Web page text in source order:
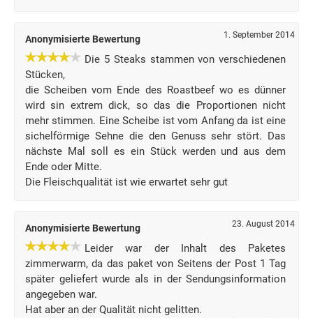
Anonymisierte Bewertung 1. September 2014
Die 5 Steaks stammen von verschiedenen
Stücken,
die Scheiben vom Ende des Roastbeef wo es dünner
wird sin extrem dick, so das die Proportionen nicht
mehr stimmen. Eine Scheibe ist vom Anfang da ist eine
sichelförmige Sehne die den Genuss sehr stört. Das
nächste Mal soll es ein Stück werden und aus dem
Ende oder Mitte.
Die Fleischqualität ist wie erwartet sehr gut
Anonymisierte Bewertung 23. August 2014
Leider war der Inhalt des Paketes
zimmerwarm, da das paket von Seitens der Post 1 Tag
später geliefert wurde als in der Sendungsinformation
angegeben war.
Hat aber an der Qualität nicht gelitten.